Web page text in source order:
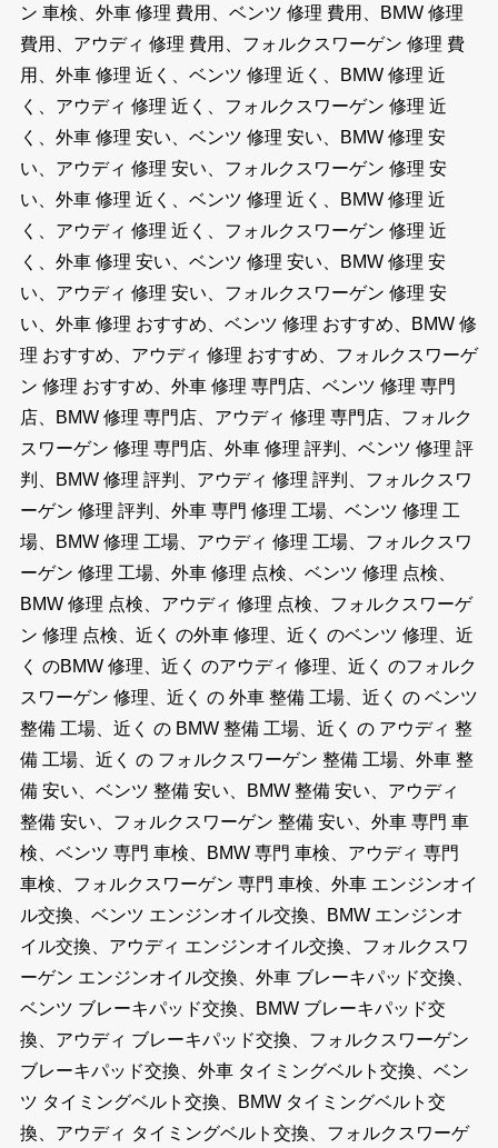
ン 車検、外車 修理 費用、ベンツ 修理 費用、BMW 修理
費用、アウディ 修理 費用、フォルクスワーゲン 修理 費
用、外車 修理 近く、ベンツ 修理 近く、BMW 修理 近
く、アウディ 修理 近く、フォルクスワーゲン 修理 近
く、外車 修理 安い、ベンツ 修理 安い、BMW 修理 安
い、アウディ 修理 安い、フォルクスワーゲン 修理 安
い、外車 修理 近く、ベンツ 修理 近く、BMW 修理 近
く、アウディ 修理 近く、フォルクスワーゲン 修理 近
く、外車 修理 安い、ベンツ 修理 安い、BMW 修理 安
い、アウディ 修理 安い、フォルクスワーゲン 修理 安
い、外車 修理 おすすめ、ベンツ 修理 おすすめ、BMW 修
理 おすすめ、アウディ 修理 おすすめ、フォルクスワーゲ
ン 修理 おすすめ、外車 修理 専門店、ベンツ 修理 専門
店、BMW 修理 専門店、アウディ 修理 専門店、フォルク
スワーゲン 修理 専門店、外車 修理 評判、ベンツ 修理 評
判、BMW 修理 評判、アウディ 修理 評判、フォルクスワ
ーゲン 修理 評判、外車 専門 修理 工場、ベンツ 修理 工
場、BMW 修理 工場、アウディ 修理 工場、フォルクスワ
ーゲン 修理 工場、外車 修理 点検、ベンツ 修理 点検、
BMW 修理 点検、アウディ 修理 点検、フォルクスワーゲ
ン 修理 点検、近く の外車 修理、近く のベンツ 修理、近
く のBMW 修理、近く のアウディ 修理、近く のフォルク
スワーゲン 修理、近く の 外車 整備 工場、近く の ベンツ
整備 工場、近く の BMW 整備 工場、近く の アウディ 整
備 工場、近く の フォルクスワーゲン 整備 工場、外車 整
備 安い、ベンツ 整備 安い、BMW 整備 安い、アウディ
整備 安い、フォルクスワーゲン 整備 安い、外車 専門 車
検、ベンツ 専門 車検、BMW 専門 車検、アウディ 専門
車検、フォルクスワーゲン 専門 車検、外車 エンジンオイ
ル交換、ベンツ エンジンオイル交換、BMW エンジンオ
イル交換、アウディ エンジンオイル交換、フォルクスワ
ーゲン エンジンオイル交換、外車 ブレーキパッド交換、
ベンツ ブレーキパッド交換、BMW ブレーキパッド交
換、アウディ ブレーキパッド交換、フォルクスワーゲン
ブレーキパッド交換、外車 タイミングベルト交換、ベン
ツ タイミングベルト交換、BMW タイミングベルト交
換、アウディ タイミングベルト交換、フォルクスワーゲ